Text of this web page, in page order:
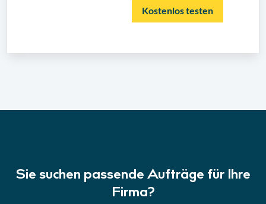
Kostenlos testen
Sie suchen passende Aufträge für Ihre
Firma?